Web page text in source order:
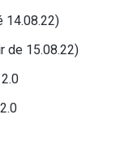
14.08.22)
de 15.08.22)